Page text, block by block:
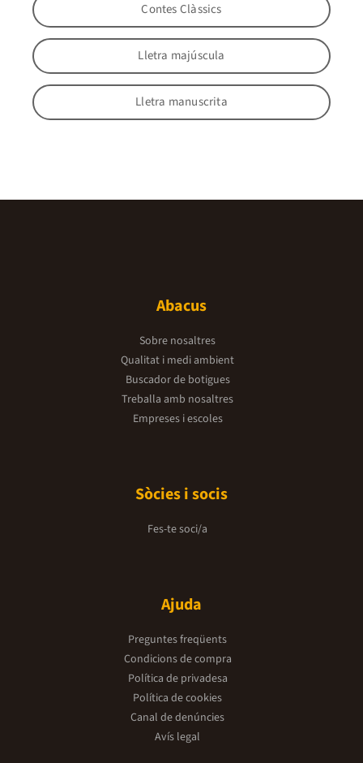
Contes Clàssics
Lletra majúscula
Lletra manuscrita
Abacus
Sobre nosaltres
Qualitat i medi ambient
Buscador de botigues
Treballa amb nosaltres
Empreses i escoles
Sòcies i socis
Fes-te soci/a
Ajuda
Preguntes freqüents
Condicions de compra
Política de privadesa
Política de cookies
Canal de denúncies
Avís legal